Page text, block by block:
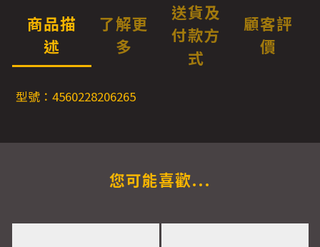
商品描
述
了解更
多
送貨及
付款方
式
顧客評
價
型號：4560228206265
您可能喜歡...